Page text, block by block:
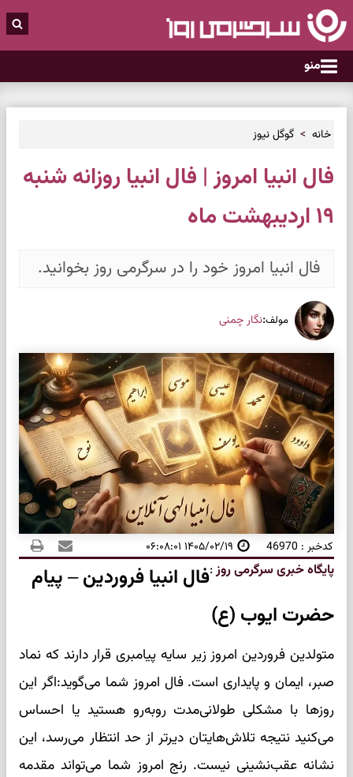
منو
خانه گوگل نیوز
فال انبیا امروز | فال انبیا روزانه شنبه
۱۹ اردیبهشت ماه
فال انبیا امروز خود را در سرگرمی روز بخوانید.
مولف:نگار چمنی
کدخبر : 46970 ۱۴۰۵/۰۲/۱۹ ۰۶:۰۸:۰۱
پایگاه خبری سرگرمی روز:فال انبیا فروردین – پیام
حضرت ایوب (ع)
متولدین فروردین امروز زیر سایه پیامبری قرار دارند که نماد
صبر، ایمان و پایداری است. فال امروز شما می‌گوید:اگر این
روزها با مشکلی طولانی‌مدت روبه‌رو هستید یا احساس
می‌کنید نتیجه تلاش‌هایتان دیرتر از حد انتظار می‌رسد، این
نشانه عقب‌نشینی نیست. رنج امروز شما می‌تواند مقدمه